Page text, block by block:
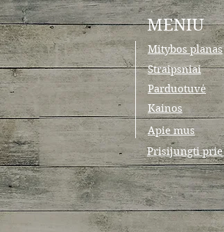
Trapučiai su
MENIU
Mitybos planas
Straipsniai
Parduotuvė
Kainos
Apie mus
Prisijungti